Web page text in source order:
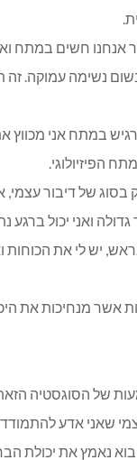
אנחנו חשים במתח
נשימה עמוקה. זה
מרגיש במתח אני
הפיזיולוגי.
של דיבור עצמי,
ואני יכול ברגע
יש לי את
מנחיכות את
של הסוגסטיה
שאני אדע
בוא נאמץ את יכולת